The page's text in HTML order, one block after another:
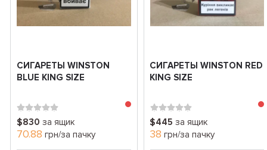
СИГАРЕТЫ WINSTON
BLUE KING SIZE
$830 за ящик
70.88 грн/за пачку
СИГАРЕТЫ WINSTON RED
KING SIZE
$445 за ящик
38 грн/за пачку